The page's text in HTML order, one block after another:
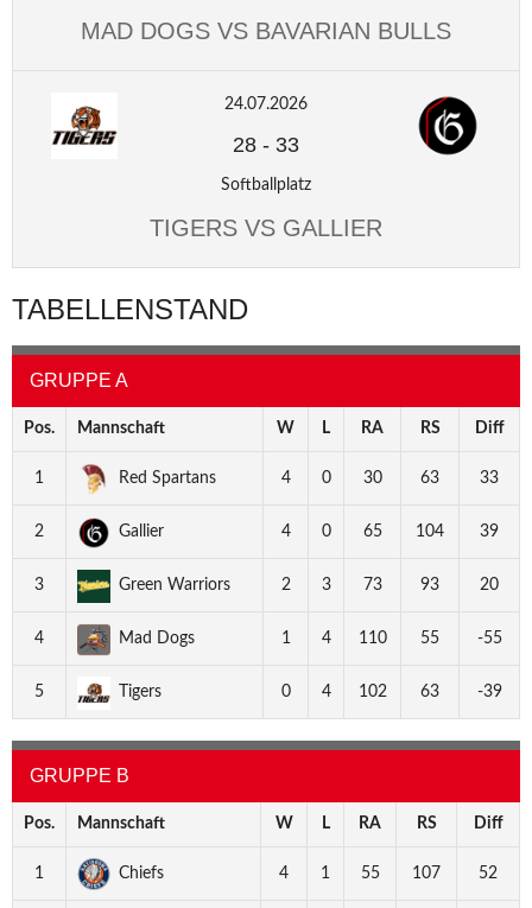
MAD DOGS VS BAVARIAN BULLS
24.07.2026
28 - 33
Softballplatz
TIGERS VS GALLIER
TABELLENSTAND
GRUPPE A
Pos. Mannschaft W L RA RS Diff
1 Red Spartans 4 0 30 63 33
2 Gallier 4 0 65 104 39
3 Green Warriors 2 3 73 93 20
4 Mad Dogs 1 4 110 55 -55
5 Tigers 0 4 102 63 -39
GRUPPE B
Pos. Mannschaft W L RA RS Diff
1 Chiefs 4 1 55 107 52